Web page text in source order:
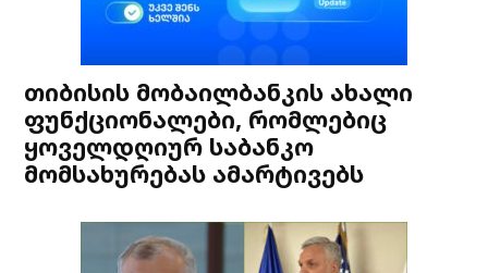
თიბისის მობაილბანკის ახალი
ფუნქციონალები, რომლებიც
ყოველდღიურ საბანკო
მომსახურებას ამარტივებს